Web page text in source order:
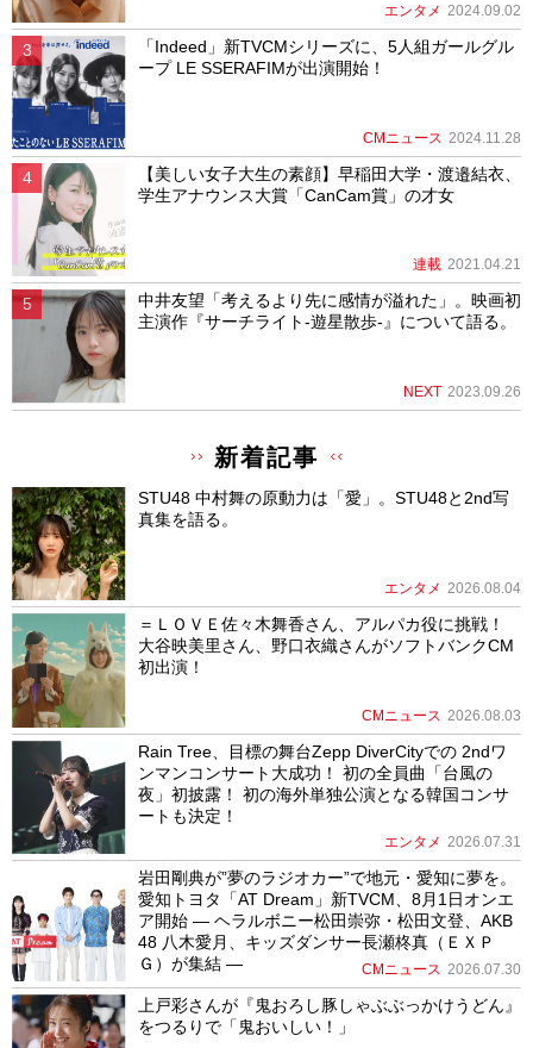
エンタメ 2024.09.02
「Indeed」新TVCMシリーズに、5人組ガールグル
ープ LE SSERAFIMが出演開始！
CMニュース 2024.11.28
【美しい女子大生の素顔】早稲田大学・渡邉結衣、
学生アナウンス大賞「CanCam賞」の才女
連載 2021.04.21
中井友望「考えるより先に感情が溢れた」。映画初
主演作『サーチライト-遊星散歩-』について語る。
NEXT 2023.09.26
新着記事
STU48 中村舞の原動力は「愛」。STU48と2nd写
真集を語る。
エンタメ 2026.08.04
＝ＬＯＶＥ佐々木舞香さん、アルパカ役に挑戦！
大谷映美里さん、野口衣織さんがソフトバンクCM
初出演！
CMニュース 2026.08.03
Rain Tree、目標の舞台Zepp DiverCityでの 2ndワ
ンマンコンサート大成功！ 初の全員曲「台風の
夜」初披露！ 初の海外単独公演となる韓国コンサ
ートも決定！
エンタメ 2026.07.31
岩田剛典が”夢のラジオカー”で地元・愛知に夢を。
愛知トヨタ「AT Dream」新TVCM、8月1日オンエ
ア開始 ― ヘラルボニー松田崇弥・松田文登、AKB
48 八木愛月、キッズダンサー長瀬柊真（ＥＸＰ
Ｇ）が集結 ―
CMニュース 2026.07.30
上戸彩さんが『鬼おろし豚しゃぶぶっかけうどん』
をつるりで「鬼おいしい！」